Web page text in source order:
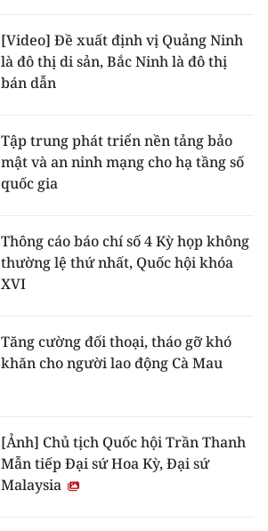
[Video] Đề xuất định vị Quảng Ninh
là đô thị di sản, Bắc Ninh là đô thị
bán dẫn
Tập trung phát triển nền tảng bảo
mật và an ninh mạng cho hạ tầng số
quốc gia
Thông cáo báo chí số 4 Kỳ họp không
thường lệ thứ nhất, Quốc hội khóa
XVI
Tăng cường đối thoại, tháo gỡ khó
khăn cho người lao động Cà Mau
[Ảnh] Chủ tịch Quốc hội Trần Thanh
Mẫn tiếp Đại sứ Hoa Kỳ, Đại sứ
Malaysia